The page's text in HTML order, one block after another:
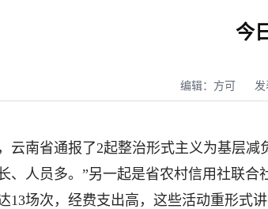
今
编辑：方可 发
南省通报了2起整治形式主义为基层减
、人员多。”另一起是省农村信用社联
13场次，经费支出高，这些活动重形式